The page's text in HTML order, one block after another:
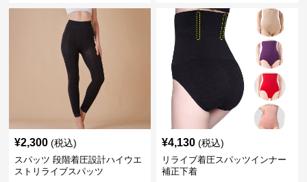
¥2,300 (税込)
スパッツ 段階着圧設計ハイウエ
ストリライブスパッツ
¥4,130 (税込)
リライブ着圧スパッツインナー
補正下着